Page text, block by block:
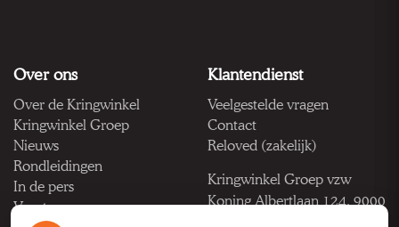
Over ons
Over de Kringwinkel
Kringwinkel Groep
Nieuws
Rondleidingen
In de pers
Vacatures
Klantendienst
Veelgestelde vragen
Contact
Reloved (zakelijk)
Kringwinkel Groep vzw
Koning Albertlaan 124, 9000